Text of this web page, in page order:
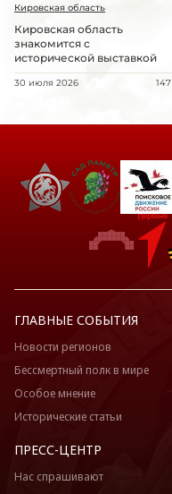
Кировская область
Кировская область
знакомится с
исторической выставкой
30 июля 2026 147
ГЛАВНЫЕ СОБЫТИЯ
Новости регионов
Бессмертный полк в мире
Особое мнение
Исторические статьи
ПРЕСС-ЦЕНТР
Нас спрашивают